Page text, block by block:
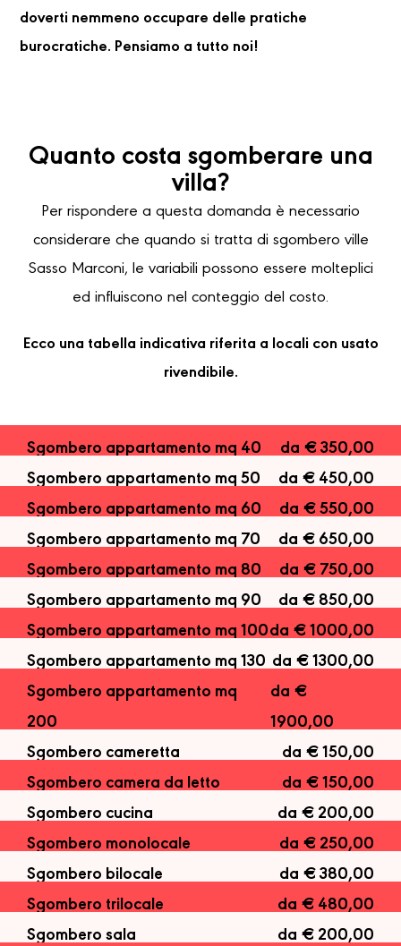
doverti nemmeno occupare delle pratiche
burocratiche. Pensiamo a tutto noi!
Quanto costa sgomberare una
villa?
Per rispondere a questa domanda è necessario
considerare che quando si tratta di sgombero ville
Sasso Marconi, le variabili possono essere molteplici
ed influiscono nel conteggio del costo.
Ecco una tabella indicativa riferita a locali con usato
rivendibile.
Sgombero appartamento mq 40
da € 350,00
Sgombero appartamento mq 50
da € 450,00
Sgombero appartamento mq 60
da € 550,00
Sgombero appartamento mq 70
da € 650,00
Sgombero appartamento mq 80
da € 750,00
Sgombero appartamento mq 90
da € 850,00
Sgombero appartamento mq 100da € 1000,00
Sgombero appartamento mq 130 da € 1300,00
Sgombero appartamento mq
200
da €
1900,00
Sgombero cameretta
da € 150,00
Sgombero camera da letto
da € 150,00
Sgombero cucina
da € 200,00
Sgombero monolocale
da € 250,00
Sgombero bilocale
da € 380,00
Sgombero trilocale
da € 480,00
Sgombero sala
da € 200,00